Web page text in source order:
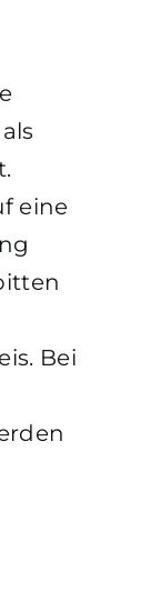
eine
Bei